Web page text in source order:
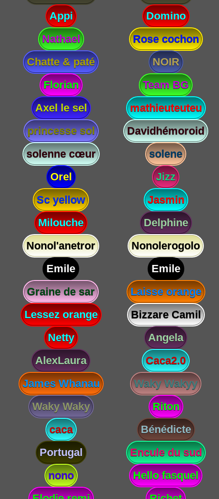
Appi
Domino
Nathael
Rose cochon
Chatte & paté
NOIR
Florian
Team BG
Axel le sel
mathieuteuteu
princesse sol
Davidhémoroid
solenne cœur
solene
Orel
Jizz
Sc yellow
Jasmin
Milouche
Delphine
Nonol'anetror
Nonolerogolo
Emile
Emile
Graine de sar
Laisse orange
Lessez orange
Bizzare Camil
Netty
Angela
AlexLaura
Caca2.0
James Whanau
Waky Wakyy
Waky Waky
Riton
caca
Bénédicte
Portugal
Encule du sud
nono
Hello fasquel